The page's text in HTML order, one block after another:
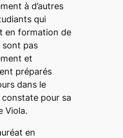
à d’autres
qui
en formation de
sont pas
et
préparés
dans le
constate pour sa
Viola.
en